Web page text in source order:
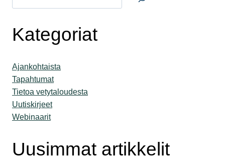
Kategoriat
Ajankohtaista
Tapahtumat
Tietoa vetytaloudesta
Uutiskirjeet
Webinaarit
Uusimmat artikkelit